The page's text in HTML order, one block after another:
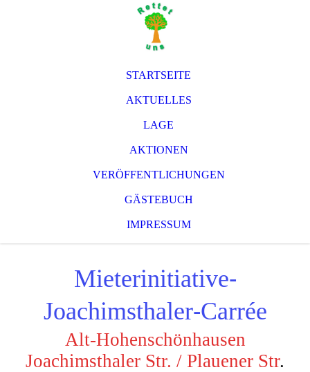
STARTSEITE
AKTUELLES
LAGE
AKTIONEN
VERÖFFENTLICHUNGEN
GÄSTEBUCH
IMPRESSUM
Mieterinitiative-
Joachimsthaler-Carrée
Alt-Hohenschönhausen
Joachimsthaler Str. / Plauener Str.